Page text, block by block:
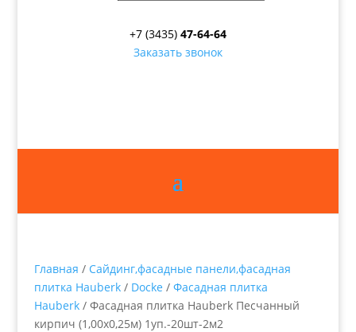
+7 (3435) 47-64-64
Заказать звонок
Главная / Сайдинг,фасадные панели,фасадная
плитка Hauberk/ Docke / Фасадная плитка
Hauberk/ Фасадная плитка Hauberk Песчанный
кирпич (1,00х0,25м) 1уп.-20шт-2м2